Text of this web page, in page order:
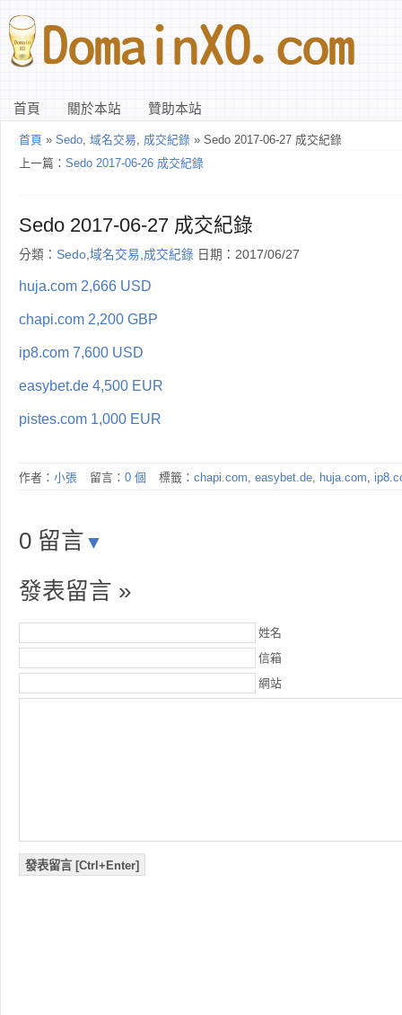
首頁 關於本站 贊助本站
首頁 » Sedo, 域名交易, 成交紀錄 » Sedo 2017-06-27 成交紀錄
上一篇： Sedo 2017-06-26 成交紀錄
Sedo 2017-06-27 成交紀錄
分類： Sedo,域名交易,成交紀錄 日期：2017/06/27
huja.com 2,666 USD
chapi.com 2,200 GBP
ip8.com 7,600 USD
easybet.de 4,500 EUR
pistes.com 1,000 EUR
作者： 小張 留言： 0 個 標籤： chapi.com, easybet.de, huja.com,
0 留言 ▼
發表留言 »
姓名
信箱
網站